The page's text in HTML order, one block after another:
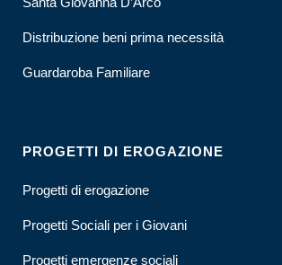
Distribuzione beni prima necessità
Guardaroba Familiare
PROGETTI DI EROGAZIONE
Progetti di erogazione
Progetti Sociali per i Giovani
Progetti emergenze sociali